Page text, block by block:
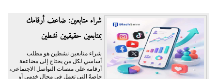
شراء متابعين: ضاعف أرقامك
بمتابعين حقيقيين نشطين
شراء متابعين نشطين هو مطلب
أساسي لكل من يحتاج إلى مضاعفة
أرقامه على منصات التواصل الاجتماعي،
خاصةً التي تعمل في مجال خدمي أو